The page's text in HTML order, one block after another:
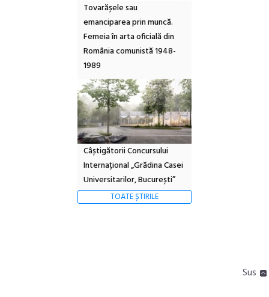
Tovarășele sau
emanciparea prin muncă.
Femeia în arta oficială din
România comunistă 1948-
1989
Câștigătorii Concursului
Internațional „Grădina Casei
Universitarilor, București”
TOATE ȘTIRILE
Sus